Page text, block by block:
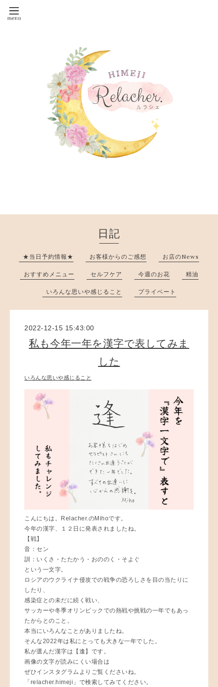
日記
★当日予約情報★ お客様からのご感想 お店のNews
おすすめメニュー セルフケア 今週のお花 精油
いろんな思いや感じること プライベート
2022-12-15 15:43:00
私も今年一年を漢字で表してみま
した
いろんな思いや感じること
こんにちは。Relacher.のMihoです。
今年の漢字、１２日に発表されましたね。
【戦】
音：セン
訓：いくさ・たたかう・おののく・そよぐ
という一文字。
ロシアのウクライナ侵攻での戦争の恐ろしさを目の当たりに
したり、
感染症との未だに続く戦い、
サッカーや冬季オリンピックでの熱戦や挑戦の一年でもあっ
たからとのこと。
本当にいろんなことがありましたね。
そんな2022年は私にとっても大きな一年でした。
私が選んだ漢字は【逢】です。
画像の文字が読みにくい場合は
ぜひインスタグラムよりご覧くださいね。
「relacher.himeji」で検索してみてください。